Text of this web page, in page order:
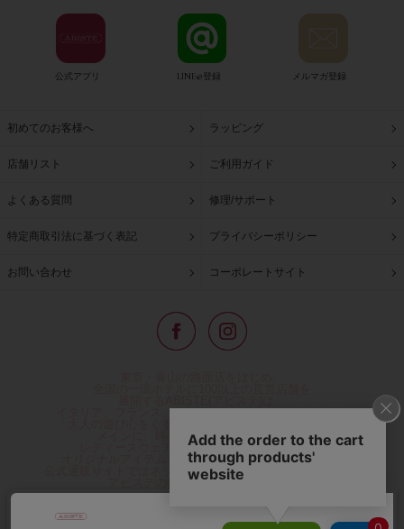
公式アプリ LINE@登録 メルマガ登録
初めてのお客様へ ラッピング
店舗リスト ご利用ガイド
よくある質問 修理/サポート
特定商取引法に基づく表記 プライバシーポリシー
お問い合わせ コーポレートサイト
イタリア、フランス、アメリカなどからインポートした
メインに、時計、バッグ、財布、小物、
レディースウェアや、ここでしか手に入らない
オリジナルアイテムなどを幅広くご用意しています。
公式通販サイトではネックレスやイヤリングをはじめとする
アビステの幅広い商品を取り揃え、
人気ランキングやテレビなどメディア着用商品、